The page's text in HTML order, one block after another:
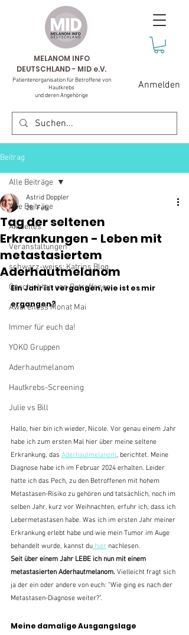
MELANOM INFO
DEUTSCHLAND - MID e.V.
Patientenorganisation für Betroffene von
Hautkrebs
und deren Angehörige
Anmelden
Beitrag
Alle Beiträge
Aktuelles
Veranstaltungen
schwarz-weiss: Katrins Blog
Geschichten von Betroffenen
Awareness Monat Mai
Immer für euch da!
YOKO Gruppen
Aderhautmelanom
Hautkrebs-Screening
Julie vs Bill
Alle Beiträge
Tag der seltenen
Erkrankungen - Leben mit
metastasiertem
Aderhautmelanom
Astrid Doppler
28. Feb.
Ein Jahr ist vergangen, wie ist es mir
ergangen?
Hallo, hier bin ich wieder, Nicole. Vor genau einem Jahr
habe ich zum ersten Mal hier über meine seltene
Erkrankung, das Aderhautmelanom, berichtet. Meine
Diagnose habe ich im Februar 2024 erhalten. Leider
hatte ich das Pech, zu den Betroffenen mit hohem
Metastasen-Risiko zu gehören und tatsächlich, noch im
selben Jahr, kurz vor Weihnachten, erfuhr ich, dass ich
Lebermetastasen habe. Was ich im ersten Jahr meiner
Erkrankung erlebt habe und wie mein Tumor im Auge
behandelt wurde, kannst du hier nachlesen.
Seit über einem Jahr LEBE ich nun mit einem
metastasierten Aderhautmelanom. Vielleicht fragt sich
ja der ein oder andere von euch: "Wie ging es nach der
Metastasen-Diagnose weiter?".
Meine damalige Ausgangslage